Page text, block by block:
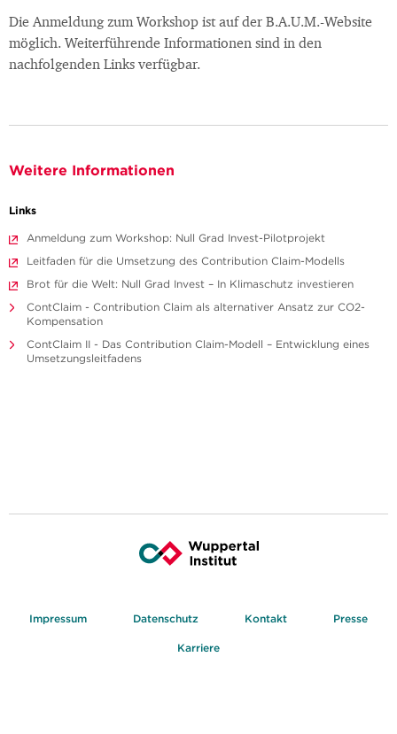
Die Anmeldung zum Workshop ist auf der B.A.U.M.-Website
möglich. Weiterführende Informationen sind in den
nachfolgenden Links verfügbar.
Weitere Informationen
Links
Anmeldung zum Workshop: Null Grad Invest-Pilotprojekt
Leitfaden für die Umsetzung des Contribution Claim-Modells
Brot für die Welt: Null Grad Invest – In Klimaschutz investieren
ContClaim - Contribution Claim als alternativer Ansatz zur CO2-
Kompensation
ContClaim II - Das Contribution Claim-Modell – Entwicklung eines
Umsetzungsleitfadens
Impressum Datenschutz Kontakt Presse
Karriere